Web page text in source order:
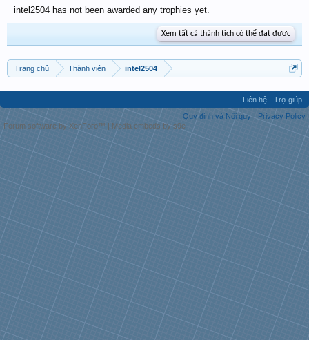
intel2504 has not been awarded any trophies yet.
Xem tất cả thành tích có thể đạt được
Trang chủ Thành viên intel2504
Liên hệ
Trợ giúp
Quy định và Nội quy
Privacy Policy
Forum software by XenForo™ | Media embeds by s9e